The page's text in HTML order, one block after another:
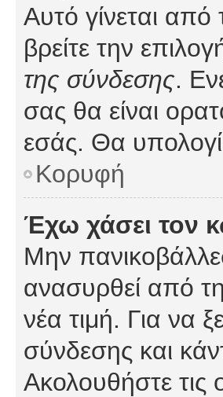
Αυτό γίνεται
βρείτε την
της σύνδεσης.
σας θα είναι
εσάς. Θα
Κορυφή
Έχω χάσει τον
Μην
ανασυρθεί από
νέα τιμή. Για να
σύνδεσης και
Ακολουθήστε τις